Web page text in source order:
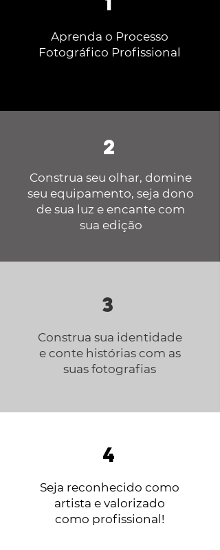
Aprenda o Processo
Fotográfico Profissional
2
Construa seu olhar, domine
seu equipamento, seja dono
de sua luz e encante com
sua edição
3
Construa sua identidade
e conte histórias com as
suas fotografias
4
Seja reconhecido como
artista e valorizado
como profissional!